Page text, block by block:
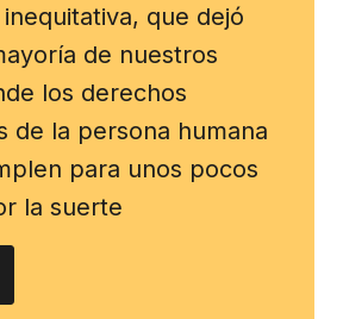
que dejó
de nuestros
los derechos
de la persona humana
para unos pocos
la suerte